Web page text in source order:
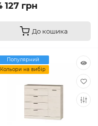
127 грн
До кошика
Популярний
Кольори на вибір